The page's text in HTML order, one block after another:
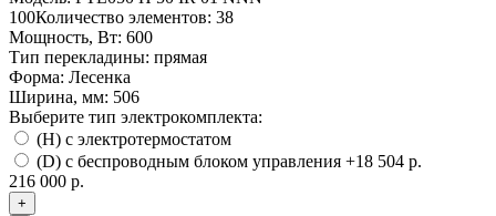
100Количество элементов: 38
Мощность, Вт: 600
Тип перекладины: прямая
Форма: Лесенка
Ширина, мм: 506
Выберите тип электрокомплекта:
(H) с электротермостатом
(D) с беспроводным блоком управления +18 504 р.
216 000 р.
+